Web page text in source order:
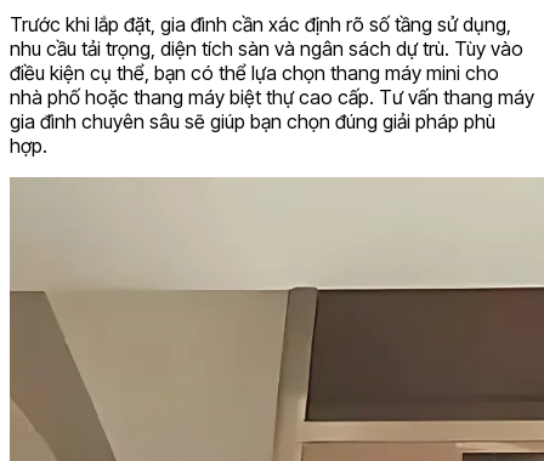
Trước khi lắp đặt, gia đình cần xác định rõ số tầng sử dụng,
nhu cầu tải trọng, diện tích sàn và ngân sách dự trù. Tùy vào
điều kiện cụ thể, bạn có thể lựa chọn thang máy mini cho
nhà phố hoặc thang máy biệt thự cao cấp. Tư vấn thang máy
gia đình chuyên sâu sẽ giúp bạn chọn đúng giải pháp phù
hợp.